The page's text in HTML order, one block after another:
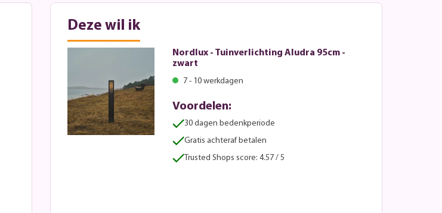
Deze wil ik
Nordlux - Tuinverlichting Aludra 95cm -
zwart
7 - 10 werkdagen
Voordelen:
30 dagen bedenkperiode
Gratis achteraf betalen
Trusted Shops score: 4.57 / 5